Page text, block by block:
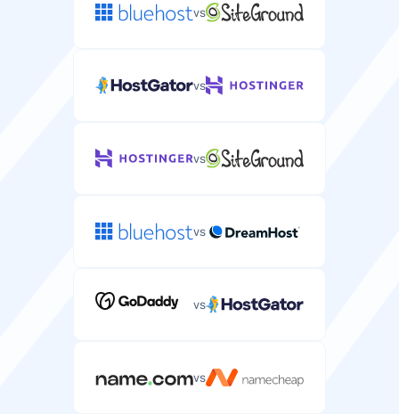
分配给您服务器的唯一IP地址，提升安全性和控制。
邮箱数量
vs
vs
vs
vs
vs
vs